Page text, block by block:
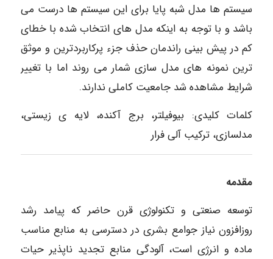
سیستم ها مدل شبه پایا برای این سیستم ها درست می
باشد و با توجه به اینکه مدل های انتخاب شده با خطای
کم در پیش بینی راندمان حذف جزء پرکاربردترین و موثق
ترین نمونه های مدل سازی شمار می روند اما با تغییر
شرایط مشاهده شد جامعیت کاملی ندارند.
کلمات کلیدی: بیوفیلتر، برج آکنده، لایه ی زیستی،
مدلسازی، ترکیب آلی فرار
مقدمه
توسعه صنعتی و تکنولوژی قرن حاضر که پیامد رشد
روزافزون نیاز جوامع بشری در دسترسی به منابع مناسب
ماده و انرژی است، آلودگی منابع تجدید ناپذیر حیات